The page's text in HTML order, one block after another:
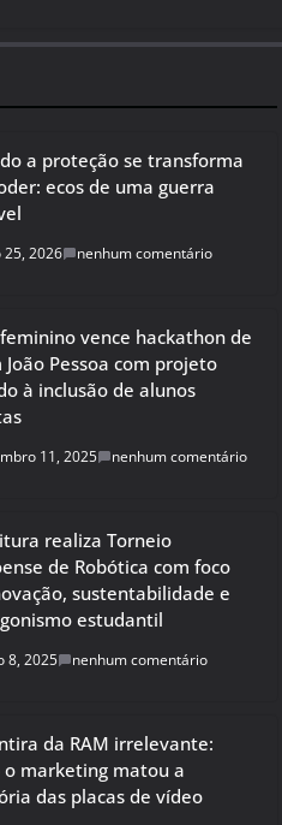
a proteção se transforma
ecos de uma guerra
25, 2026 nenhum comentário
vence hackathon de
João Pessoa com projeto
à inclusão de alunos
11, 2025 nenhum comentário
realiza Torneio
de Robótica com foco
sustentabilidade e
estudantil
8, 2025 nenhum comentário
da RAM irrelevante:
o marketing matou a
das placas de vídeo